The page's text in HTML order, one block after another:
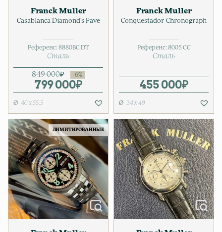
Franck Muller
Casablanca Diamond's Pave
Референс: 8880BC DT
Сталь
849 000₽
Первоначальная цена
799 000₽
Текущая цена: 799 000₽.
40 x 55,5
Franck Muller
Conquestador Chronograph
Референс: 8005 CC
Сталь
455 000₽
34 х 49
ЛИМИТИРОВАННЫЕ